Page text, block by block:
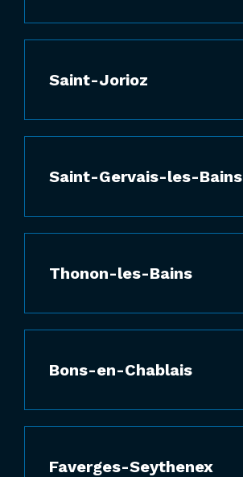
Saint-Jorioz
Saint-Gervais-les-Bains
Thonon-les-Bains
Bons-en-Chablais
Faverges-Seythenex